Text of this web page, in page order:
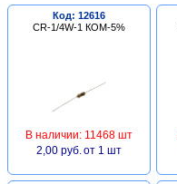
Код: 12616
CR-1/4W-1 КОМ-5%
В наличии: 11468 шт
2,00 руб. от 1 шт